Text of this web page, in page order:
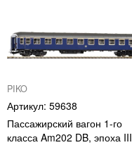
PIKO
59638
Пассажирский вагон 1-го
класса Am202 DB, эпоха III